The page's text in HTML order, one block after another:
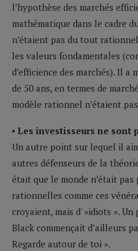
l’hypothèse des marchés
mathématique dans le cadre
n’étaient pas du tout
les valeurs fondamentales
d’efficience des marchés). Il
de 50 ans, en termes de
modèle rationnel n’étaient
▪ Les investisseurs ne sont
Un autre point sur lequel il
autres défenseurs de la
était que le monde n’était pas
rationnelles comme ces
croyaient, mais d' »idiots ».
Black commençait d’ailleurs
Regarde autour de toi ».